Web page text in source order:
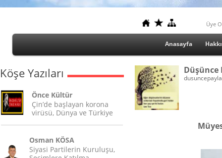
Üye
Anasayfa
Köşe Yazıları
Önce Kültür
Çin’de başlayan korona
virüsü, Dünya ve Türkiye
Osman KÖSA
Siyasi Partilerin Kuruluşu,
Düşünce